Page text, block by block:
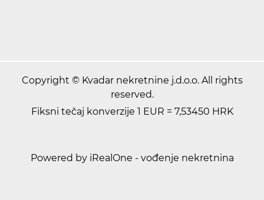
Copyright © Kvadar nekretnine j.d.o.o. All rights
reserved.
Fiksni tečaj konverzije 1 EUR = 7,53450 HRK
Powered by iRealOne - vođenje nekretnina